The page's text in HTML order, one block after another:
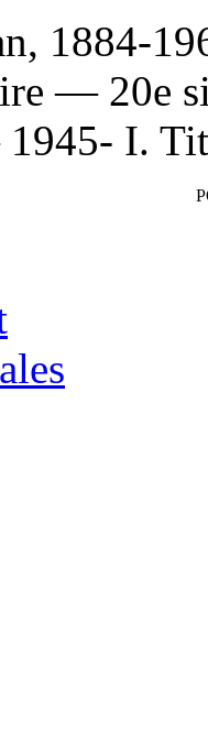
1884-
— 20e
I.